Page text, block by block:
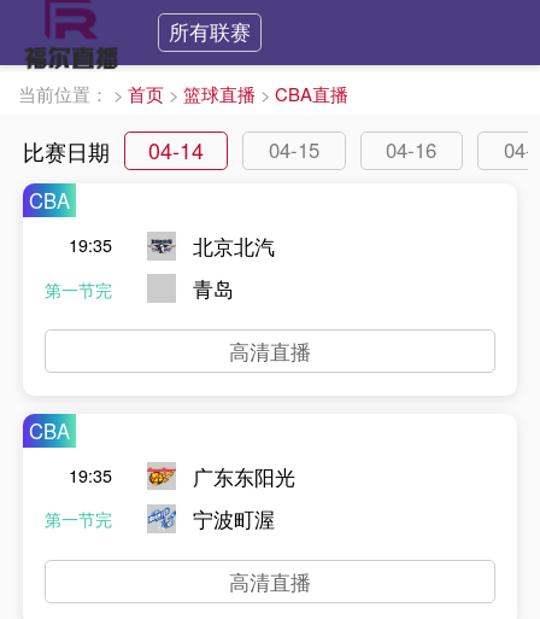
所有联赛
当前位置： > 首页 > 篮球直播 > CBA直播
比赛日期 04-14 04-15 04-16
04-
CBA
19:35
第一节完
北京北汽
青岛
高清直播
CBA
19:35
第一节完
广东东阳光
宁波町渥
高清直播